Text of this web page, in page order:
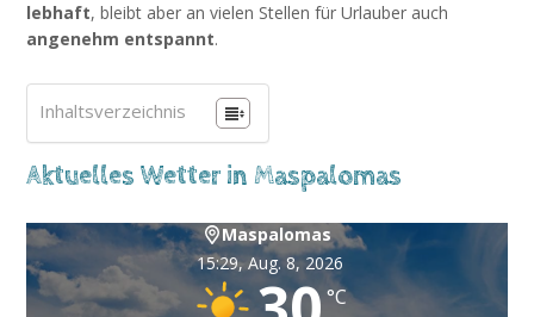
lebhaft, bleibt aber an vielen Stellen für Urlauber auch
angenehm entspannt.
Inhaltsverzeichnis
Aktuelles Wetter in Maspalomas
Maspalomas
15:29,Aug. 8, 2026
°C